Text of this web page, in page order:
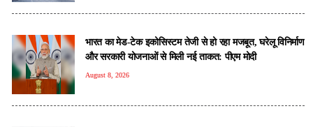
भारत का मेड-टेक इकोसिस्टम तेजी से हो रहा मजबूत, घरेलू विनिर्माण
और सरकारी योजनाओं से मिली नई ताकत: पीएम मोदी
August 8, 2026